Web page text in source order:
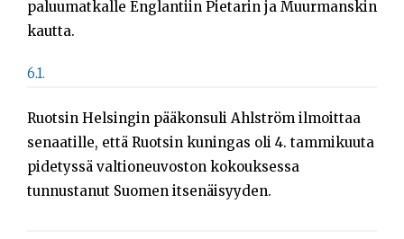
paluumatkalle Englantiin Pietarin ja Muurmanskin
kautta.
6.1.
Ruotsin Helsingin pääkonsuli Ahlström ilmoittaa
senaatille, että Ruotsin kuningas oli 4. tammikuuta
pidetyssä valtioneuvoston kokouksessa
tunnustanut Suomen itsenäisyyden.